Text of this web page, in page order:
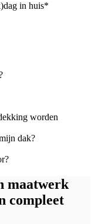
in huis*
worden
dak?
maatwerk
compleet